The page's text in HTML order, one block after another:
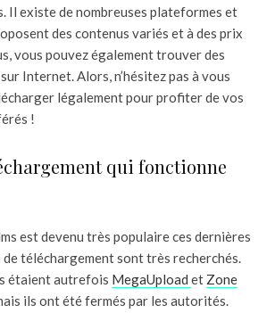
Il existe de nombreuses plateformes et
des contenus variés et à des prix
vous pouvez également trouver des
Internet. Alors, n’hésitez pas à vous
légalement pour profiter de vos
!
qui fonctionne
est devenu très populaire ces dernières
de téléchargement sont très recherchés.
étaient autrefois MegaUpload et Zone
ils ont été fermés par les autorités.